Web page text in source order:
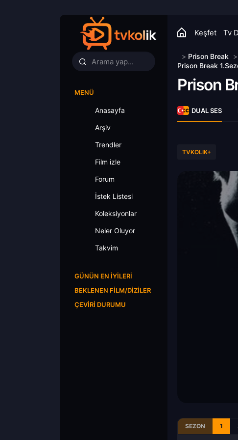
Keşfet Tv
MENÜ
Anasayfa
Arşiv
Trendler
Film izle
Forum
İstek Listesi
Koleksiyonlar
Neler Oluyor
Takvim
GÜNÜN EN İYILERI
BEKLENEN FILM/DIZILER
ÇEVIRI DURUMU
> Prison Break >
Prison Break
Prison
DUAL SES
TVKOLIK+
SEZON 1